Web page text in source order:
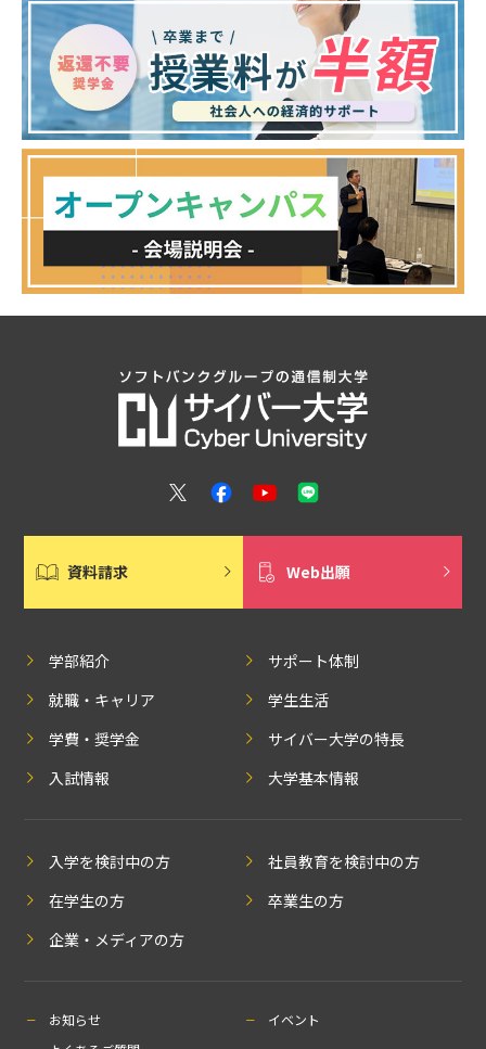
資料請求 Web出願
学部紹介
サポート体制
就職・キャリア
学生生活
学費・奨学金
サイバー大学の特長
入試情報
大学基本情報
入学を検討中の方
社員教育を検討中の方
在学生の方
卒業生の方
企業・メディアの方
お知らせ
イベント